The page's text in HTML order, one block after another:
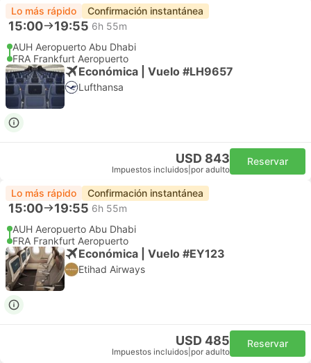
Lo más rápido Confirmación instantánea
15:00 19:55 6h 55m
AUH Aeropuerto Abu Dhabi
FRA Frankfurt Aeropuerto
Económica | Vuelo #LH9657
Lufthansa
USD 843
Impuestos incluidos por adulto
Reservar
Lo más rápido Confirmación instantánea
15:00 19:55 6h 55m
AUH Aeropuerto Abu Dhabi
FRA Frankfurt Aeropuerto
Económica | Vuelo #EY123
Etihad Airways
USD 485
Impuestos incluidos por adulto
Reservar